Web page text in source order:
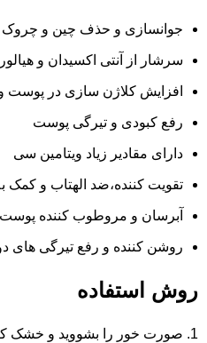
جوانسازی و حذف چین و
سرشار از آنتی اکسیدان و
افزایش کلاژن سازی در پوست
رفع کبودی و تیرگی پوست
دارای مقادیر زیاد ویتامین سی
تقویت کننده،ضد الهتاب و کمک
آبرسان و مروطوب کننده پوست
روشن کننده و رفع تیرگی های
روش استفاده
صورت خور را بشووید و خشک